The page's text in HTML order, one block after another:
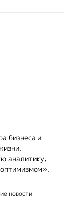
бизнеса и
аналитику,
новости